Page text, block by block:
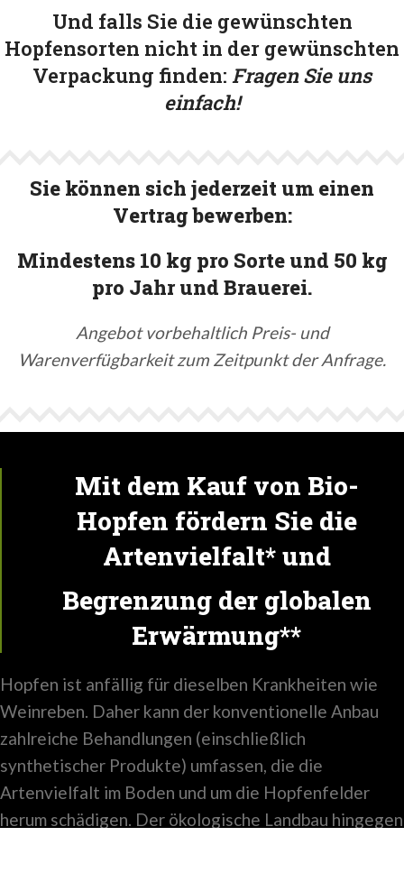
Und falls Sie die gewünschten
Hopfensorten nicht in der gewünschten
Verpackung finden: Fragen Sie uns
einfach!
Sie können sich jederzeit um einen
Vertrag bewerben:
Mindestens 10 kg pro Sorte und 50 kg
pro Jahr und Brauerei.
Angebot vorbehaltlich Preis- und
Warenverfügbarkeit zum Zeitpunkt der Anfrage.
Mit dem Kauf von Bio-
Hopfen fördern Sie die
Artenvielfalt* und
Begrenzung der globalen
Erwärmung**
Hopfen ist anfällig für dieselben Krankheiten wie
Weinreben. Daher kann der konventionelle Anbau
zahlreiche Behandlungen (einschließlich
synthetischer Produkte) umfassen, die die
Artenvielfalt im Boden und um die Hopfenfelder
herum schädigen. Der ökologische Landbau hingegen